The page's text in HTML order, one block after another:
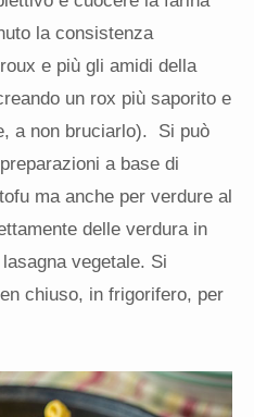
la consistenza
e più gli amidi della
un rox più saporito e
a non bruciarlo). Si può
a base di
ma anche per verdure al
delle verdura in
vegetale. Si
chiuso, in frigorifero, per